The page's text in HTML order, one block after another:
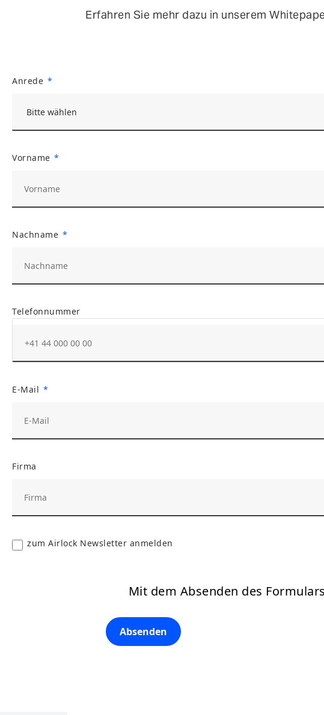
Erfahren Sie mehr dazu in unserem
Anrede
Vorname
Nachname
Telefonnummer
E-Mail
Firma
zum Airlock Newsletter anmelden
Mit dem Absenden des
Absenden